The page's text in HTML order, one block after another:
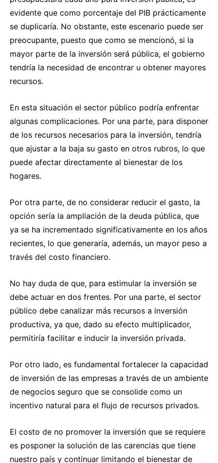
evidente que como porcentaje del PIB prácticamente
se duplicaría. No obstante, este escenario puede ser
preocupante, puesto que como se mencionó, si la
mayor parte de la inversión será pública, el gobierno
tendría la necesidad de encontrar u obtener mayores
recursos.
En esta situación el sector público podría enfrentar
algunas complicaciones. Por una parte, para disponer
de los recursos necesarios para la inversión, tendría
que ajustar a la baja su gasto en otros rubros, lo que
puede afectar directamente al bienestar de los
hogares.
Por otra parte, de no considerar reducir el gasto, la
opción sería la ampliación de la deuda pública, que
ya se ha incrementado significativamente en los años
recientes, lo que generaría, además, un mayor peso a
través del costo financiero.
No hay duda de que, para estimular la inversión se
debe actuar en dos frentes. Por una parte, el sector
público debe canalizar más recursos a inversión
productiva, ya que, dado su efecto multiplicador,
permitiría facilitar e inducir la inversión privada.
Por otro lado, es fundamental fortalecer la capacidad
de inversión de las empresas a través de un ambiente
de negocios seguro que se consolide como un
incentivo natural para el flujo de recursos privados.
El costo de no promover la inversión que se requiere
es posponer la solución de las carencias que tiene
nuestro país y continuar limitando el bienestar de